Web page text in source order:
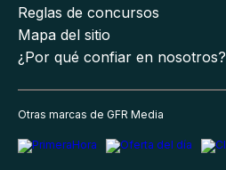
Reglas de concursos
Mapa del sitio
¿Por qué confiar en nosotros?
Otras marcas de GFR Media